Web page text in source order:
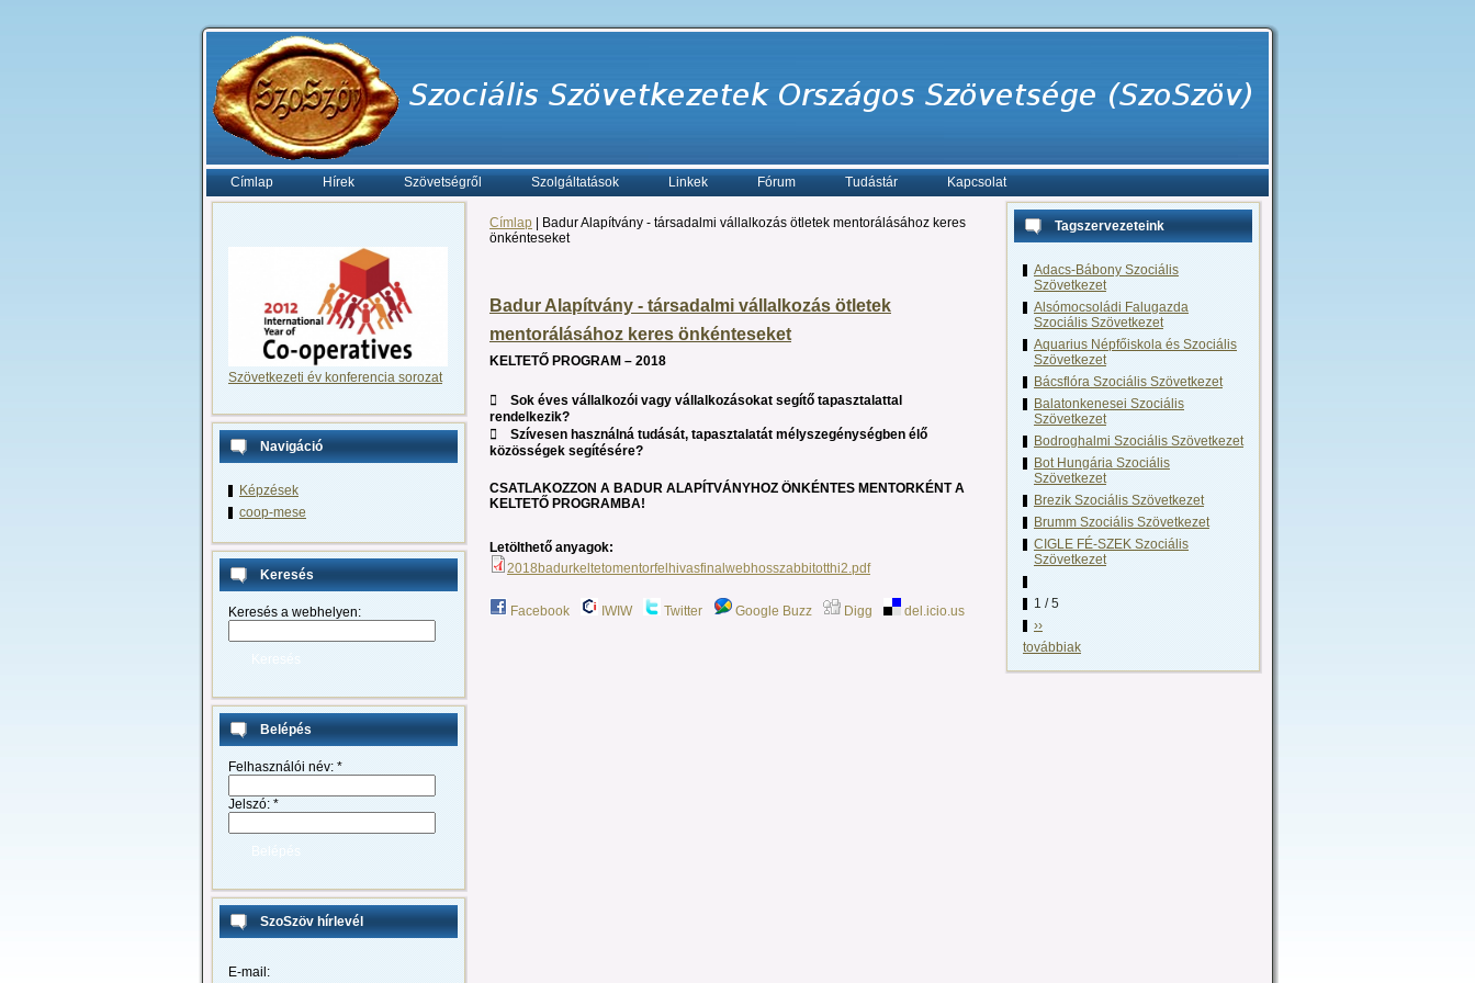
Címlap Hírek Szövetségről Szolgáltatások Linkek Fórum Tudástár Kapcsolat
Szövetkezeti év konferencia sorozat
Navigáció
Képzések
coop-mese
Keresés
Keresés a webhelyen:
Belépés
Felhasználói név: *
Jelszó: *
SzoSzöv hírlevél
E-mail:
Címlap | Badur Alapítvány - társadalmi vállalkozás ötletek mentorálásához keres
önkénteseket
Badur Alapítvány - társadalmi vállalkozás ötletek
mentorálásához keres önkénteseket
KELTETŐ PROGRAM – 2018
 Sok éves vállalkozói vagy vállalkozásokat segítő tapasztalattal
rendelkezik?
 Szívesen használná tudását, tapasztalatát mélyszegénységben élő
közösségek segítésére?
CSATLAKOZZON A BADUR ALAPÍTVÁNYHOZ ÖNKÉNTES MENTORKÉNT A
KELTETŐ PROGRAMBA!
Letölthető anyagok:
2018badurkeltetomentorfelhivasfinalwebhosszabbitotthi2.pdf
Facebook IWIW Twitter Google Buzz Digg del.icio.us
Tagszervezeteink
Adacs-Bábony Szociális
Szövetkezet
Alsómocsoládi Falugazda
Szociális Szövetkezet
Aquarius Népfőiskola és Szociális
Szövetkezet
Bácsflóra Szociális Szövetkezet
Balatonkenesei Szociális
Szövetkezet
Bodroghalmi Szociális Szövetkezet
Bot Hungária Szociális
Szövetkezet
Brezik Szociális Szövetkezet
Brumm Szociális Szövetkezet
CIGLE FÉ-SZEK Szociális
Szövetkezet
1 / 5
››
továbbiak